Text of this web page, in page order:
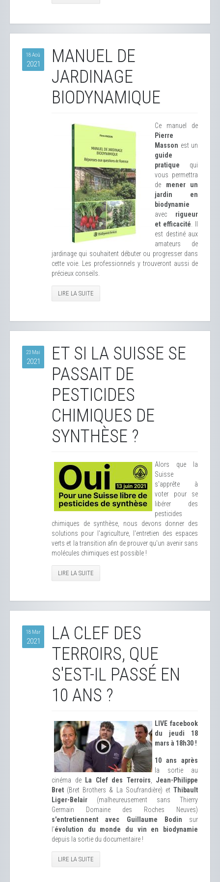
18 Aoû
2021
MANUEL DE
JARDINAGE
BIODYNAMIQUE
Ce manuel de
Pierre
Masson est un
guide
pratique qui
vous permettra
de mener un
jardin en
biodynamie
avec rigueur
et efficacité
est destiné aux
amateurs de
jardinage qui souhaitent débuter ou progresser dans
cette voie. Les professionnels y trouveront aussi de
précieux conseils.
LIRE LA SUITE
23 Mai
2021
ET SI LA SUISSE SE
PASSAIT DE
PESTICIDES
CHIMIQUES DE
SYNTHÈSE ?
Alors que la
Suisse
s'apprête à
voter pour se
libérer des
pesticides
chimiques de synthèse, nous devons donner des
solutions pour l'agriculture, l'entretien des espaces
verts et la transition afin de prouver qu'un avenir sans
molécules chimiques est possible !
LIRE LA SUITE
18 Mar
2021
LA CLEF DES
TERROIRS, QUE
S'EST-IL PASSÉ EN
10 ANS ?
LIVE facebook
du jeudi 18
mars à 18h30 !
10 ans après
la sortie au
cinéma de
La Clef des Terroirs
Jean-Philippe
Bret (Bret Brothers & La Soufrandière) et Thibault
Liger-Belair (malheureusement sans Thierry
Germain Domaine des Roches Neuves)
s'entretiennent avec Guillaume Bodin sur
l'évolution du monde du vin en biodynamie
depuis la sortie du documentaire !
LIRE LA SUITE